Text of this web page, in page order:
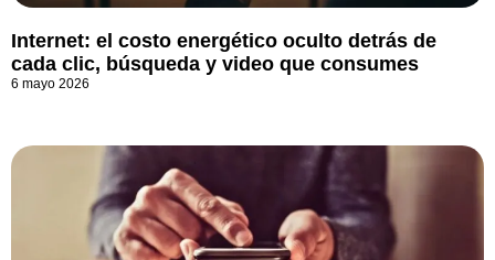
Internet: el costo energético oculto detrás de
cada clic, búsqueda y video que consumes
6 mayo 2026